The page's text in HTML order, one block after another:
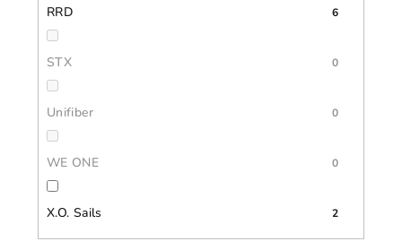
RRD 6
STX 0
Unifiber 0
WE ONE 0
X.O. Sails 2